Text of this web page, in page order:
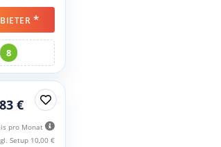
*
8
€
pro Monat
Setup 10,00 €